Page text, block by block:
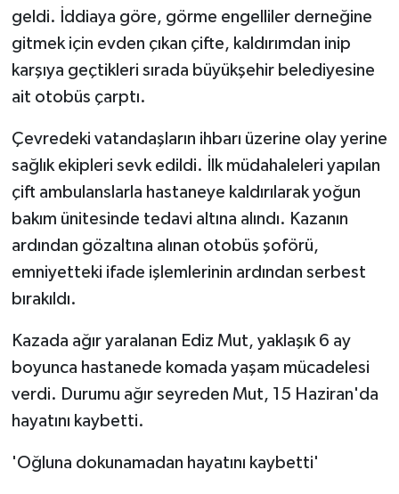
geldi. İddiaya göre, görme engelliler derneğine
gitmek için evden çıkan çifte, kaldırımdan inip
karşıya geçtikleri sırada büyükşehir belediyesine
ait otobüs çarptı.
Çevredeki vatandaşların ihbarı üzerine olay yerine
sağlık ekipleri sevk edildi. İlk müdahaleleri yapılan
çift ambulanslarla hastaneye kaldırılarak yoğun
bakım ünitesinde tedavi altına alındı. Kazanın
ardından gözaltına alınan otobüs şoförü,
emniyetteki ifade işlemlerinin ardından serbest
bırakıldı.
Kazada ağır yaralanan Ediz Mut, yaklaşık 6 ay
boyunca hastanede komada yaşam mücadelesi
verdi. Durumu ağır seyreden Mut, 15 Haziran'da
hayatını kaybetti.
'Oğluna dokunamadan hayatını kaybetti'